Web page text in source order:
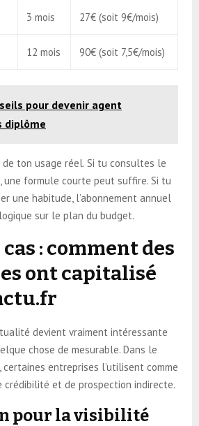
3 mois 27€ (soit 9€/mois)
12 mois 90€ (soit 7,5€/mois)
pour devenir agent
diplôme
de ton usage réel. Si tu consultes le
formule courte peut suffire. Si tu
une habitude, l’abonnement annuel
sur le plan du budget.
: comment des
ont capitalisé
devient vraiment intéressante
chose de mesurable. Dans le
entreprises l’utilisent comme
crédibilité et de prospection indirecte.
pour la visibilité